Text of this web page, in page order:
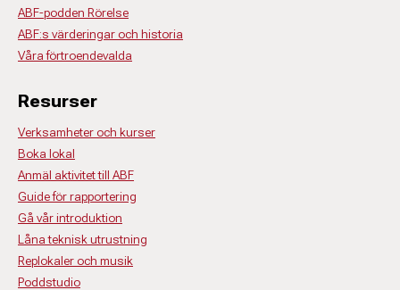
ABF-podden Rörelse
ABF:s värderingar och historia
Våra förtroendevalda
Resurser
Verksamheter och kurser
Boka lokal
Anmäl aktivitet till ABF
Guide för rapportering
Gå vår introduktion
Låna teknisk utrustning
Replokaler och musik
Poddstudio